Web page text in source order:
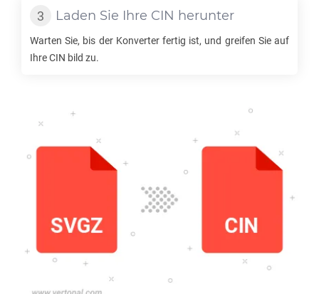
Laden Sie Ihre CIN herunter
Warten Sie, bis der Konverter fertig ist, und greifen Sie auf
IhreCIN bild zu.